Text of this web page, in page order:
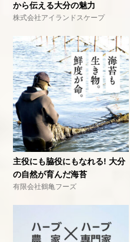
から伝える大分の魅力
株式会社アイランドスケープ
主役にも脇役にもなれる! 大分
の自然が育んだ海苔
有限会社鶴亀フーズ